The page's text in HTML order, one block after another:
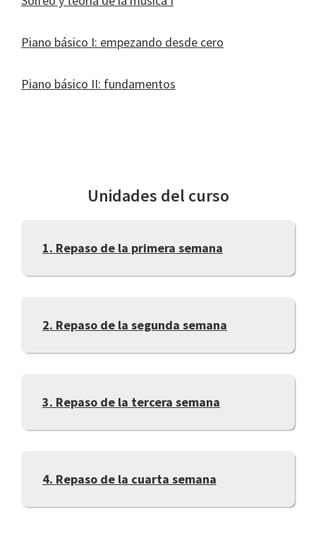
Piano básico I: empezando desde cero
Piano básico II: fundamentos
Unidades del curso
1. Repaso de la primera semana
2. Repaso de la segunda semana
3. Repaso de la tercera semana
4. Repaso de la cuarta semana